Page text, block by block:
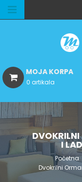
MOJA KORPA
0 artikala
I
Početna
Dvokrilni